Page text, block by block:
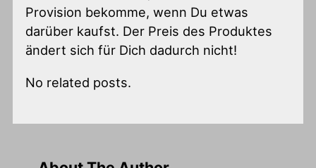
Provision bekomme, wenn Du etwas
darüber kaufst. Der Preis des Produktes
ändert sich für Dich dadurch nicht!
No related posts.